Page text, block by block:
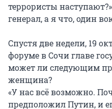
террористы
генерал, а я что, один
Спустя две недели, 19
форуме в Сочи главе
может ли следующим
женщина?
«У нас всё возможно.
предположил Путин, и